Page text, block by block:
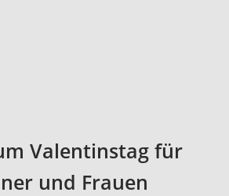
Valentinstag für
und Frauen